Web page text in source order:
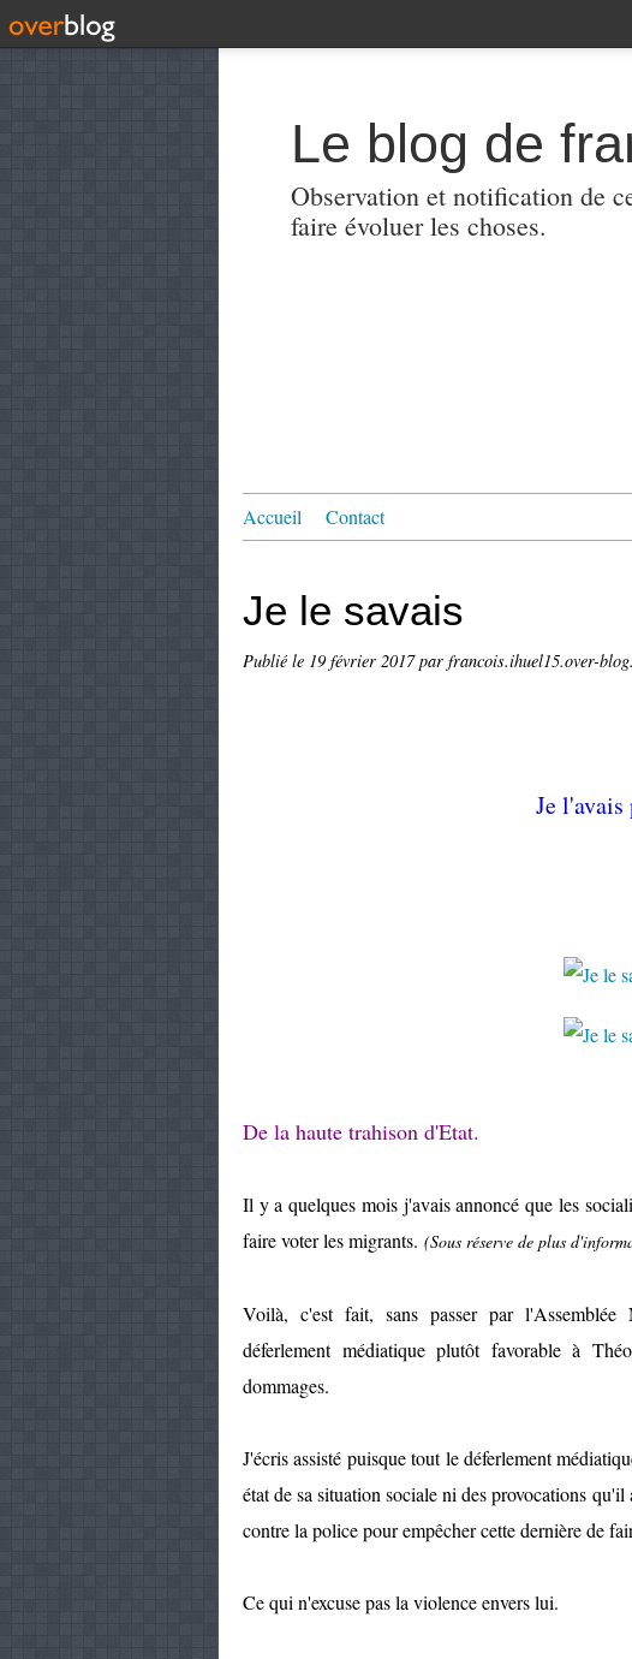
Le blog de
Observation et notification de
faire évoluer les choses.
Accueil Contact
Je le savais
Publié le 19 février 2017par francois.ihuel15.over-
Je l'avais
De la haute trahison d'Etat.
Il y a quelques mois j'avais annoncé que les
faire voter les migrants. (Sous réserve de plus
Voilà, c'est fait, sans passer par l'Assemblée
déferlement médiatique plutôt favorable à
dommages.
J'écris assisté puisque tout le déferlement
état de sa situation sociale ni des provocations
contre la police pour empêcher cette dernière de
Ce qui n'excuse pas la violence envers lui.